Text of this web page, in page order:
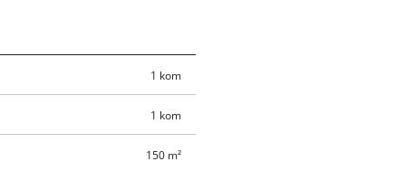
1 kom
1 kom
150 m²